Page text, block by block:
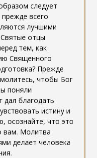
следует
всего
лучшими
отцы
тем, как
Священного
Прежде
чтобы Бог
поняли
дал благодать
истину и
осознайте, что это
вам. Молитва
делает человека